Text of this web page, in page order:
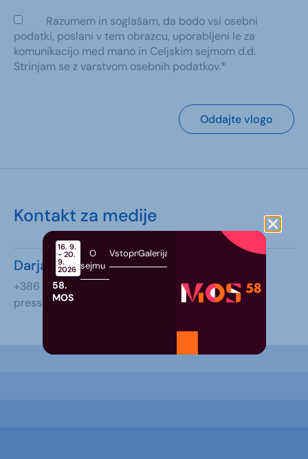
Razumem in soglašam, da bodo vsi osebni
podatki, poslani v tem obrazcu, uporabljeni le za
komunikacijo med mano in Celjskim sejmom d.d.
Strinjam se z varstvom osebnih podatkov.*
Oddajte vlogo
Kontakt za medije
Darja Tibaot Ciringer
+386 70 436 800
press@ce-sejem.si
58.
MOS
16. 9.
- 20.
9.
2026
O
sejmu
VstopniceGalerija